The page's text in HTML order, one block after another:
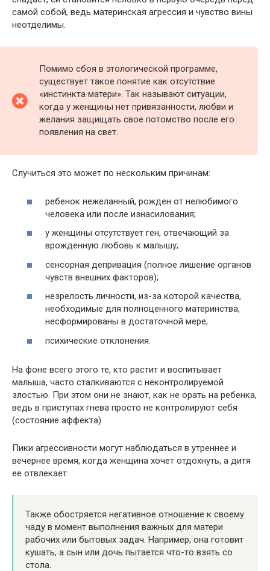
самой собой, ведь материнская агрессия и чувство вины
неотделимы.
Помимо сбоя в этологической программе,
существует такое понятие как отсутствие
«инстинкта матери». Так называют ситуации,
когда у женщины нет привязанности, любви и
желания защищать свое потомство после его
появления на свет.
Случиться это может по нескольким причинам:
ребенок нежеланный, рожден от нелюбимого
человека или после изнасилования;
у женщины отсутствует ген, отвечающий за
врожденную любовь к малышу;
сенсорная депривация (полное лишение органов
чувств внешних факторов);
незрелость личности, из-за которой качества,
необходимые для полноценного материнства,
несформированы в достаточной мере;
психические отклонения.
На фоне всего этого те, кто растит и воспитывает
малыша, часто сталкиваются с неконтролируемой
злостью. При этом они не знают, как не орать на ребенка,
ведь в приступах гнева просто не контролируют себя
(состояние аффекта).
Пики агрессивности могут наблюдаться в утреннее и
вечернее время, когда женщина хочет отдохнуть, а дитя
ее отвлекает.
Также обостряется негативное отношение к своему
чаду в момент выполнения важных для матери
рабочих или бытовых задач. Например, она готовит
кушать, а сын или дочь пытается что-то взять со
стола.